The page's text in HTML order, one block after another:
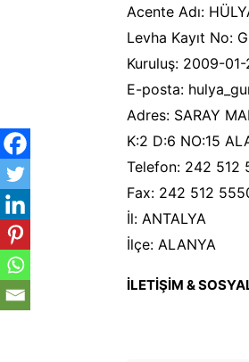
Acente Adı:
Levha Kayıt No:
Kuruluş: 2009-01-
E-posta:
Adres: SARAY
K:2 D:6 NO:15
Telefon: 242 512
Fax: 242 512
İl: ANTALYA
İlçe: ALANYA
İLETİŞİM &